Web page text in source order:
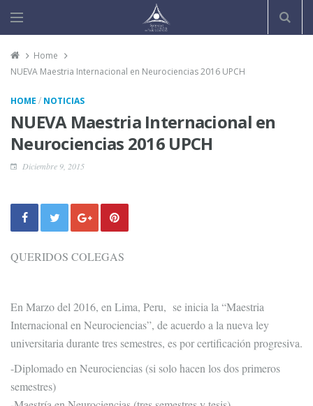
Home
NUEVA Maestria Internacional en Neurociencias 2016 UPCH
HOME / NOTICIAS
NUEVA Maestria Internacional en
Neurociencias 2016 UPCH
Diciembre 9, 2015
QUERIDOS COLEGAS
En Marzo del 2016, en Lima, Peru, se inicia la “Maestria
Internacional en Neurociencias”, de acuerdo a la nueva ley
universitaria durante tres semestres, es por certificación progresiva.
-Diplomado en Neurociencias (si solo hacen los dos primeros
semestres)